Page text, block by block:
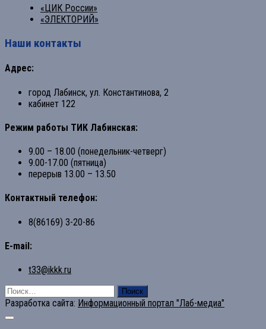
«ЦИК России»
«ЭЛЕКТОРИЙ»
Наши контакты
Адрес:
город Лабинск, ул. Константинова, 2
кабинет 122
Режим работы ТИК Лабинская:
9.00 – 18.00 (понедельник-четверг)
9.00-17.00 (пятница)
перерыв 13.00 – 13.50
Контактный телефон:
8(86169) 3-20-86
E-mail:
t33@ikkk.ru
Найти:
Разработка сайта: Информационный портал "Лаб-медиа"